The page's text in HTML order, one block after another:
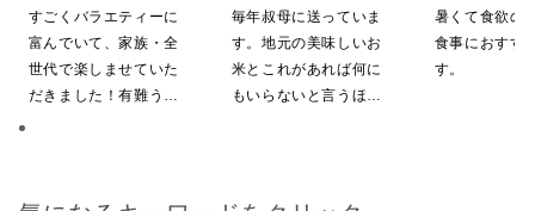
鯛だし 4食
暑くて食欲の
食事におすす
す。
途】【化粧箱包装付/オン
ライン限定】
毎年叔母に送っていま
す。地元の美味しいお
米とこれがあれば何に
もいらないと言うほど
【ポイントキャンペーン実
施中】【のし・ラッピン
グ・化粧箱詰め不可】
すごくバラエティーに
富んでいて、家族・全
世代で楽しませていた
だきました！有難うご